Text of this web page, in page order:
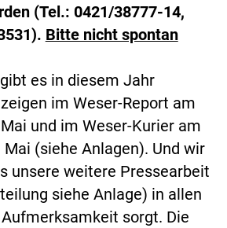
(Tel.: 0421/38777-14,
Bitte nicht spontan
es in diesem Jahr
im Weser-Report am
und im Weser-Kurier am
Mai (siehe Anlagen). Und wir
unsere weitere Pressearbeit
siehe Anlage) in allen
sorgt. Die